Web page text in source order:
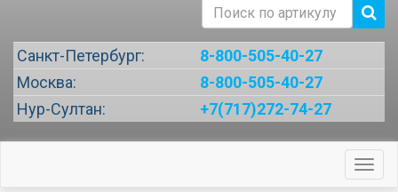
Санкт-Петербург:
8-800-505-40-27
Москва:
8-800-505-40-27
Нур-Султан:
+7(717)272-74-27